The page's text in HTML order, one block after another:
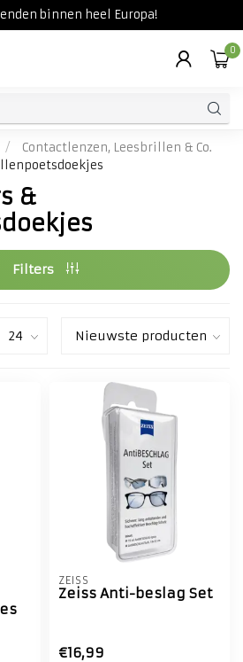
binnen heel Europa!
0
/
Contactlenzen, Leesbrillen & Co.
&
Filters
ZEISS
Zeiss Anti-beslag Set
€16,99